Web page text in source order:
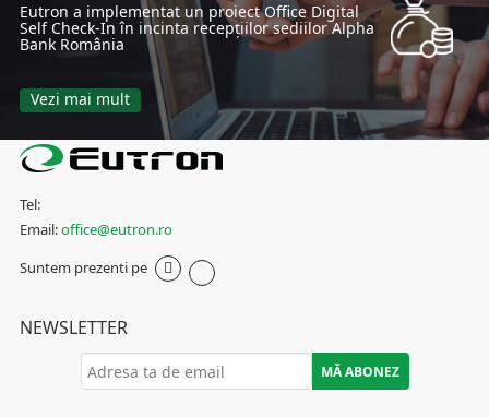
Eutron a implementat un proiect Office Digital
Self Check-In în incinta recepțiilor sediilor Alpha
Bank România
Vezi mai mult
Tel:
Email:office@eutron.ro
Suntem prezenti pe
NEWSLETTER